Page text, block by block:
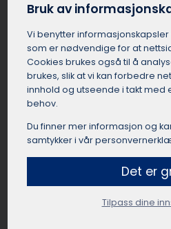
nøye med vilkårene – en
verdivurdering med
Grundighet og objektivitet
takstmann i Gulen er
Få et
Send oss en kort
behov, så finner vi en
deg.
Bruk av
Vi benytter
som er nødvendige for at
Cookies brukes også til å
brukes, slik at vi kan forbedre
innhold og utseende i takt med
behov.
Du finner mer informasjon og
samtykker i vår
Det er
Tilpass dine